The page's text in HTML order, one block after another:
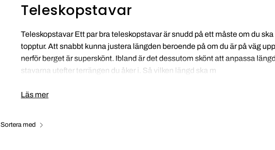
Teleskopstavar
Teleskopstavar Ett par bra teleskopstavar är snudd på ett måste om du ska
topptur. Att snabbt kunna justera längden beroende på om du är på väg
nerför berget är superskönt. Ibland är det dessutom skönt att anpassa
stavarna utefter terrängen du åker i. Så vilken längd ska m
Läs mer
Sortera med